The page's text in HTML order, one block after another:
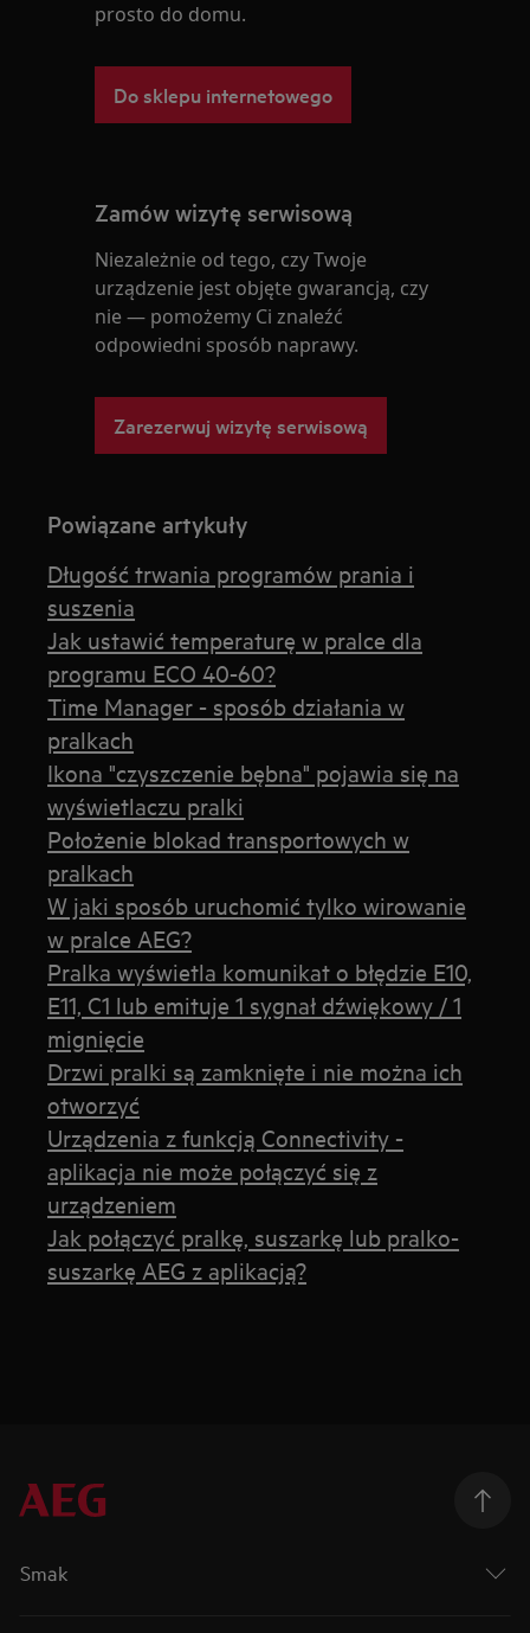
prosto do domu.
Do sklepu internetowego
Zamów wizytę serwisową
Niezależnie od tego, czy Twoje
urządzenie jest objęte gwarancją, czy
nie — pomożemy Ci znaleźć
odpowiedni sposób naprawy.
Zarezerwuj wizytę serwisową
Powiązane artykuły
Długość trwania programów prania i
suszenia
Jak ustawić temperaturę w pralce dla
programu ECO 40-60?
Time Manager - sposób działania w
pralkach
Ikona "czyszczenie bębna" pojawia się na
wyświetlaczu pralki
Położenie blokad transportowych w
pralkach
W jaki sposób uruchomić tylko wirowanie
w pralce AEG?
Pralka wyświetla komunikat o błędzie E10,
E11, C1 lub emituje 1 sygnał dźwiękowy / 1
mignięcie
Drzwi pralki są zamknięte i nie można ich
otworzyć
Urządzenia z funkcją Connectivity -
aplikacja nie może połączyć się z
urządzeniem
Jak połączyć pralkę, suszarkę lub pralko-
suszarkę AEG z aplikacją?
Smak